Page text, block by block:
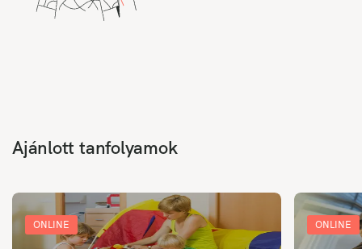
Ajánlott tanfolyamok
ONLINE ONLINE